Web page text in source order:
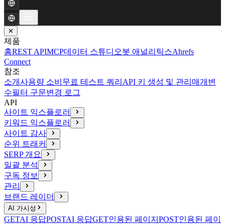
✕
제품
홈REST APIMCP데이터 스튜디오봇 애널리틱스Ahrefs
Connect
참조
소개사용량 소비 무료 테스트 쿼리 API 키 생성 및 관리 매개변
수필터 구문변경 로그
API
사이트 익스플로러
키워드 익스플로러
사이트 감사
순위 트래커
SERP 개요
일괄 분석
구독 정보
관리
브랜드 레이더
AI 가시성
GETAI 응답POSTAI 응답GET인용된 페이지 POST인용된 페이